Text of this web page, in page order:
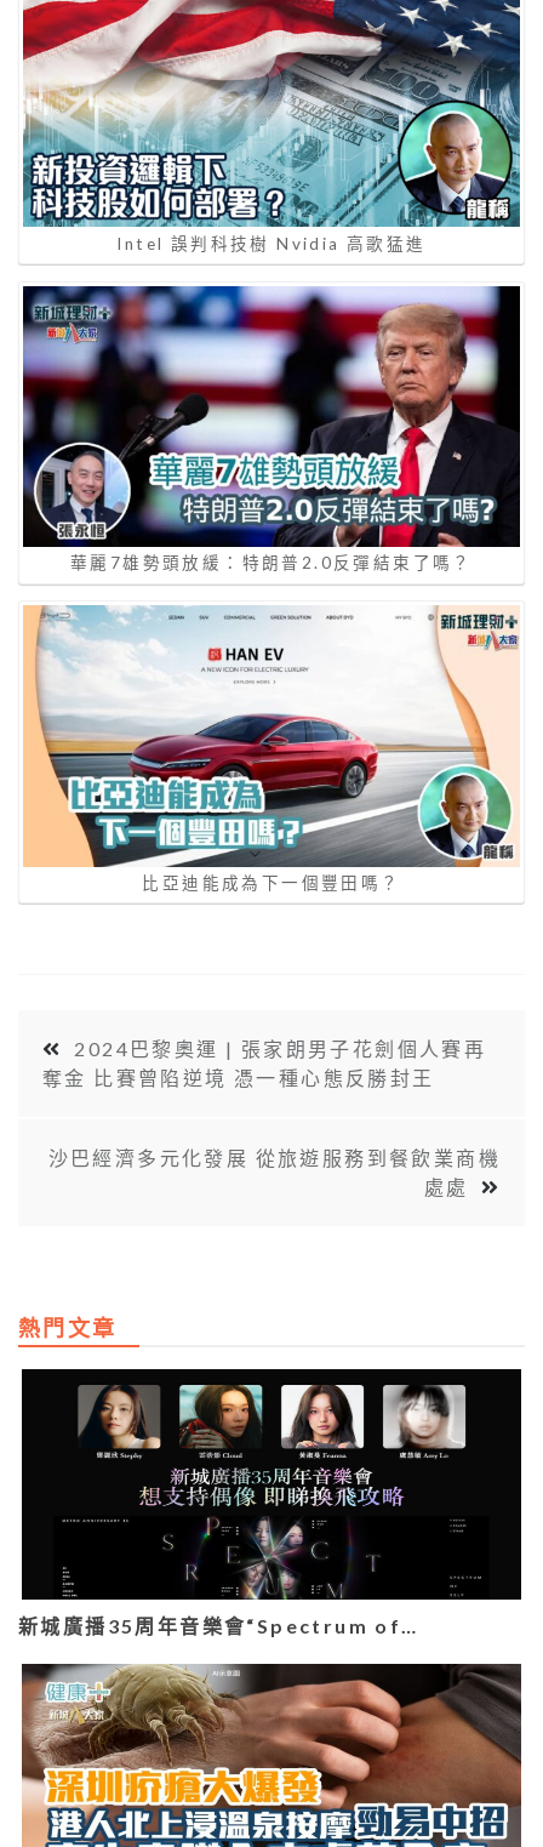
Intel 誤判科技樹 Nvidia ⾼歌猛進
華麗7雄勢頭放緩：特朗普2.0反彈結束了嗎？
⽐亞迪能成為下⼀個豐⽥嗎？
2024巴黎奧運 | 張家朗男子花劍個人賽再
奪金 比賽曾陷逆境 憑一種心態反勝封王
沙巴經濟多元化發展 從旅遊服務到餐飲業商機
處處
熱門文章
新城廣播35周年音樂會“Spectrum of…